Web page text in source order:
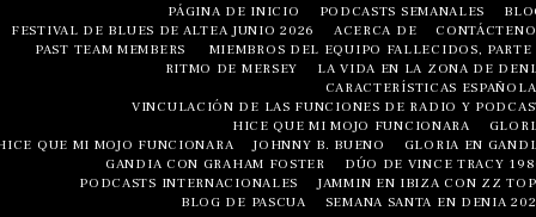
PÁGINA DE INICIO PODCASTS SEMANALES
FESTIVAL DE BLUES DE ALTEA JUNIO ​​2026
ACERCA DE
PAST TEAM MEMBERS
MIEMBROS DEL EQUIPO FALLECIDOS, PARTE
RITMO DE MERSEY
LA VIDA EN LA ZONA DE
CARACTERÍSTICAS
VINCULACIÓN DE LAS FUNCIONES DE RADIO Y
HICE QUE MI MOJO FUNCIONARA
QUE MI MOJO FUNCIONARA
JOHNNY B. BUENO
GLORIA EN
GANDIA CON GRAHAM FOSTER
DÚO DE VINCE TRACY
PODCASTS INTERNACIONALES
JAMMIN EN IBIZA CON ZZ
BLOG DE PASCUA
SEMANA SANTA EN DENIA